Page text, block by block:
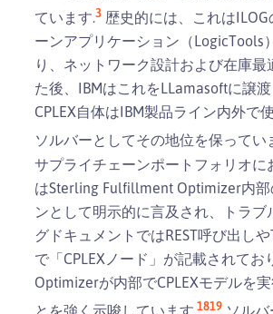
ています.3 歴史的には、これは
ーンアプリケーション（LogicTools
り、ネットワーク設計および在庫最
た後、IBMはこれをLLamasoftに譲渡
CPLEX自体はIBM製品ライン内外で
ソルバーとしてその地位を保ってい
サプライチェーンポートフォリオに
はSterling Fulfillment Optimizer内
ンとして明示的に言及され、トラブ
グドキュメントではREST呼び出し
で「CPLEXノード」が記載されて
Optimizerが内部でCPLEXモデルを
1819